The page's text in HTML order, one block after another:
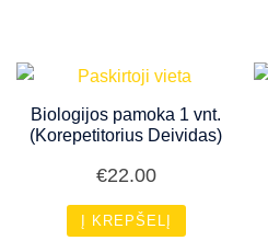
Biologijos pamoka 1 vnt.
(Korepetitorius Deividas)
€22.00
Į KREPŠELĮ